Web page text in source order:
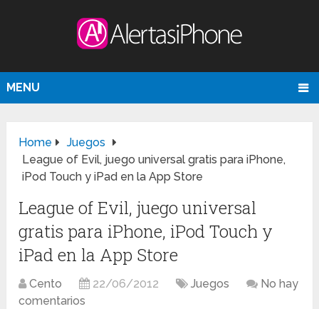
MENU
Home
Juegos
League of Evil, juego universal gratis para iPhone,
iPod Touch y iPad en la App Store
League of Evil, juego universal
gratis para iPhone, iPod Touch y
iPad en la App Store
Cento 22/06/2012 Juegos
No hay
comentarios